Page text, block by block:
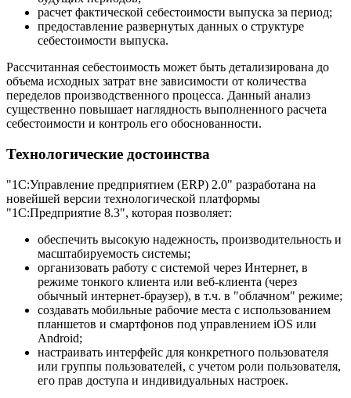
расчет фактической себестоимости выпуска за период;
предоставление развернутых данных о структуре
себестоимости выпуска.
Рассчитанная себестоимость может быть детализирована до
объема исходных затрат вне зависимости от коли­чества
переделов производственного процесса. Данный анализ
существенно повышает наглядность выполнен­ного расчета
себестоимости и контроль его обоснованности.
Технологические достоинства
"1С:Управление предприятием (ERP) 2.0" разработана на
новейшей версии технологической платформы
"1С:Предприятие 8.3", которая позволяет:
обеспечить высокую надежность, производительность и
масштабируемость системы;
организовать работу с системой через Интернет, в
режиме тонкого клиента или веб-клиента (через
обычный интернет-браузер), в т.ч. в "облачном" режиме;
создавать мобильные рабочие места с использованием
планшетов и смартфонов под управлением iOS или
Android;
настраивать интерфейс для конкретного пользователя
или группы пользователей, с учетом роли пользователя,
его прав доступа и индивидуальных настроек.